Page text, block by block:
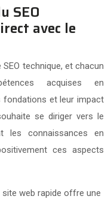
SEO
avec le
technique, et chacun
acquises en
fondations et leur impact
se diriger vers le
les connaissances en
ces aspects
site web rapide offre une